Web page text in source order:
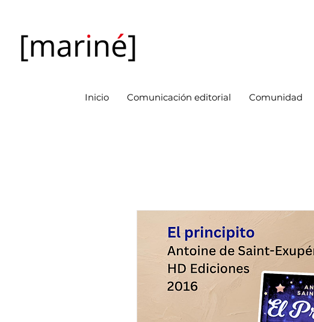
Inicio Comunicación editorial Comunidad